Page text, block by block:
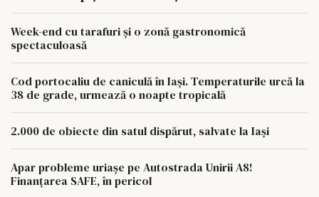
Week-end cu tarafuri și o zonă gastronomică
spectaculoasă
Cod portocaliu de caniculă în Iași. Temperaturile urcă la
38 de grade, urmează o noapte tropicală
2.000 de obiecte din satul dispărut, salvate la Iași
Apar probleme uriașe pe Autostrada Unirii A8!
Finanțarea SAFE, în pericol